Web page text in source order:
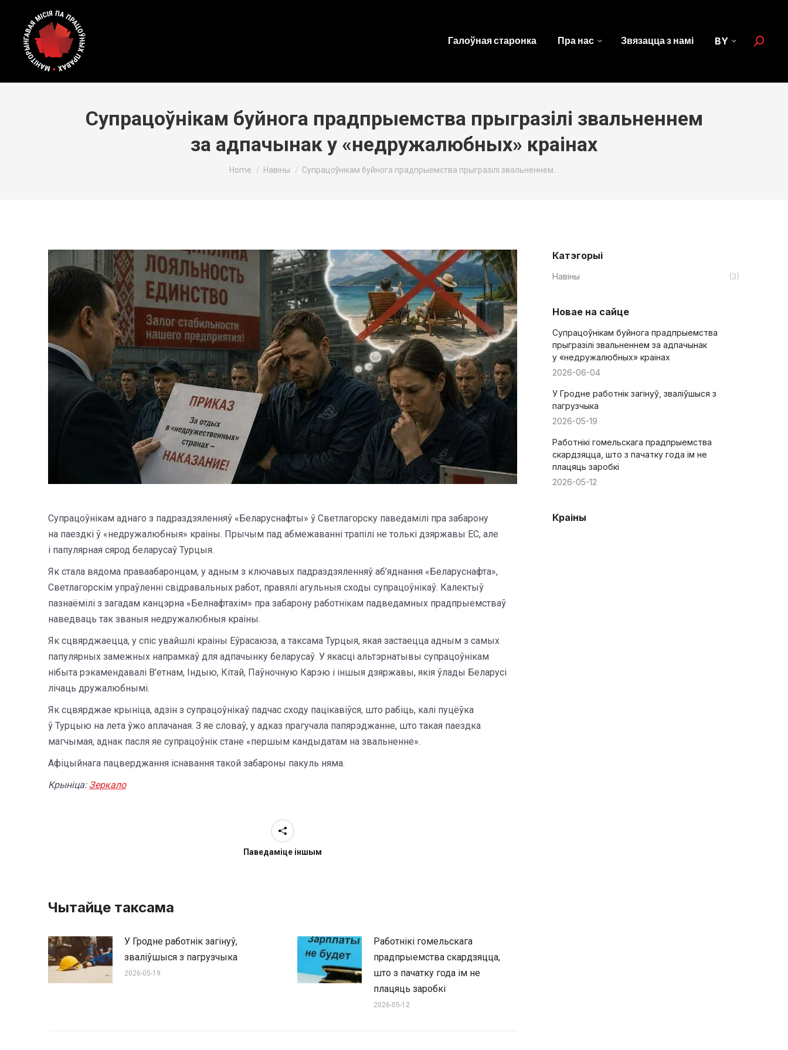
Галоўная старонка Пра нас Звязацца з намі BY Search:
Супрацоўнікам буйнога прадпрыемства прыгразілі звальненнем
за адпачынак у «недружалюбных» краінах
You are here:
Home Навіны Супрацоўнікам буйнога прадпрыемства прыгразілі звальненнем…
Супрацоўнікам аднаго з падраздзяленняў «Беларуснафты» ў Светлагорску паведамілі пра забарону
на паездкі ў «недружалюбныя» краіны. Прычым пад абмежаванні трапілі не толькі дзяржавы ЕС, але
і папулярная сярод беларусаў Турцыя.
Як стала вядома праваабаронцам, у адным з ключавых падраздзяленняў аб’яднання «Беларуснафта»,
Светлагорскім упраўленні свідравальных работ, правялі агульныя сходы супрацоўнікаў. Калектыў
пазнаёмілі з загадам канцэрна «Белнафтахім» пра забарону работнікам падведамных прадпрыемстваў
наведваць так званыя недружалюбныя краіны.
Як сцвярджаецца, у спіс увайшлі краіны Еўрасаюза, а таксама Турцыя, якая застаецца адным з самых
папулярных замежных напрамкаў для адпачынку беларусаў. У якасці альтэрнатывы супрацоўнікам
нібыта рэкамендавалі В’етнам, Індыю, Кітай, Паўночную Карэю і іншыя дзяржавы, якія ўлады Беларусі
лічаць дружалюбнымі.
Як сцвярджае крыніца, адзін з супрацоўнікаў падчас сходу пацікавіўся, што рабіць, калі пуцёўка
ў Турцыю на лета ўжо аплачаная. З яе словаў, у адказ прагучала папярэджанне, што такая паездка
магчымая, аднак пасля яе супрацоўнік стане «першым кандыдатам на звальненне».
Афіцыйнага пацверджання існавання такой забароны пакуль няма.
Крыніца: Зеркало
Паведаміце іншым
Чытайце таксама
У Гродне работнік загінуў,
зваліўшыся з пагрузчыка
2026-05-19
Работнікі гомельскага
прадпрыемства скардзяцца,
што з пачатку года ім не
плацяць заробкі
2026-05-12
Катэгорыі
Навіны (3)
Новае на сайце
Супрацоўнікам буйнога прадпрыемства
прыгразілі звальненнем за адпачынак
у «недружалюбных» краінах
2026-06-04
У Гродне работнік загінуў, зваліўшыся з
пагрузчыка
2026-05-19
Работнікі гомельскага прадпрыемства
скардзяцца, што з пачатку года ім не
плацяць заробкі
2026-05-12
Краіны